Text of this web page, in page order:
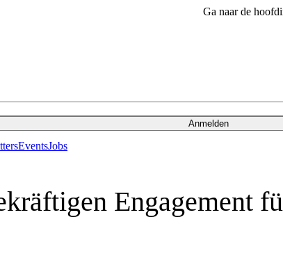
Ga naar de
Anmelden
EventsJobs
Engagement